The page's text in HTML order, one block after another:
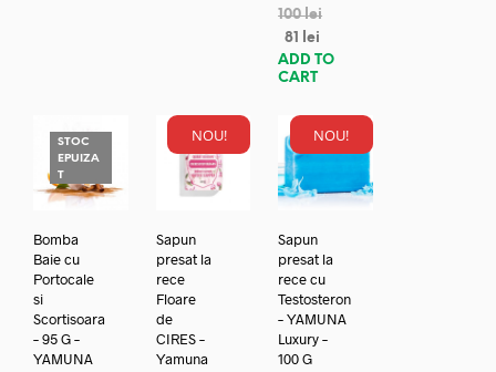
100lei
81
lei
ADD TO
CART
STOC
EPUIZA
T
Bomba
Baie cu
Portocale
si
Scortisoara
– 95 G –
YAMUNA
NOU!
Sapun
presat la
rece
Floare
de
CIRES –
Yamuna
NOU!
Sapun
presat la
rece cu
Testosteron
– YAMUNA
Luxury –
100 G